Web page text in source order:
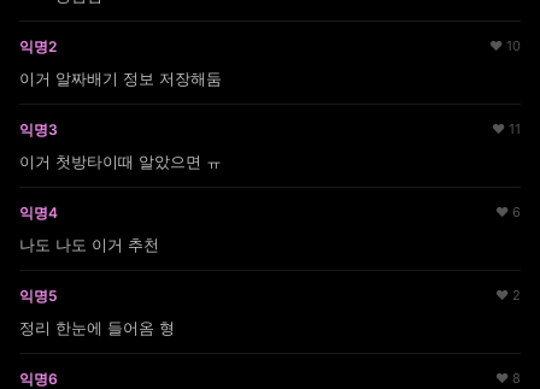
익명2 ♥ 10
이거 알짜배기 정보 저장해둠
익명3 ♥ 11
이거 첫방타이때 알았으면 ㅠ
익명4 ♥ 6
나도 나도 이거 추천
익명5 ♥ 2
정리 한눈에 들어옴 형
익명6 ♥ 8